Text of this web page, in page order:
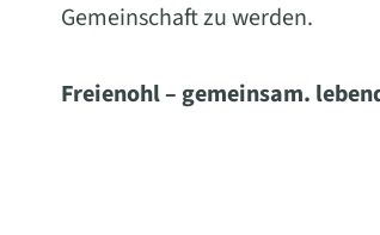
Gemeinschaft zu werden.
Freienohl – gemeinsam.